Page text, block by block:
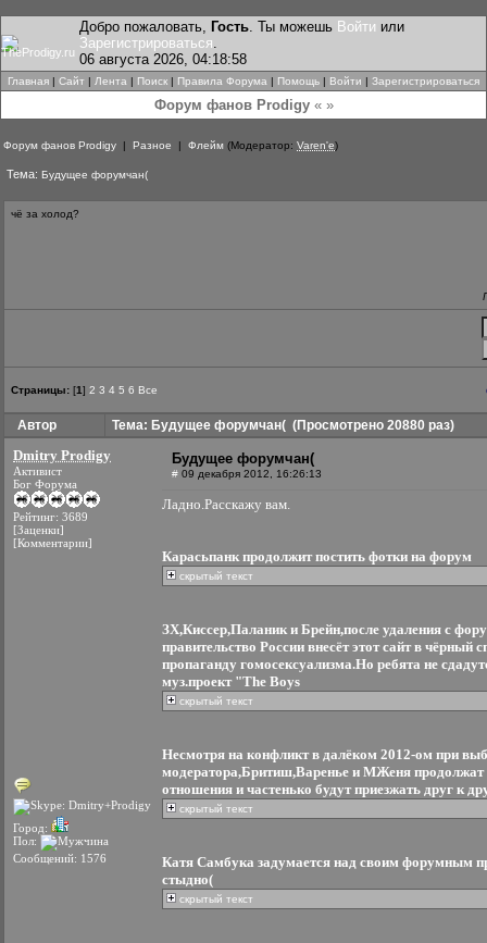
Добро пожаловать, Гость. Ты можешь Войти или
Зарегистрироваться.
06 августа 2026, 04:18:58
Главная | Сайт | Лента | Поиск | Правила Форума | Помощь | Войти | Зарегистрироваться
Форум фанов Prodigy« »
Форум фанов Prodigy | Разное | Флейм (Модератор: Varen'e)
Тема: Будущее форумчан(
чё за холод?
Страницы: [1] 2 3 4 5 6 Все
Автор Тема: Будущее форумчан( (Просмотрено 20880 раз)
Dmitry Prodigy
Активист
Бог Форума
Рейтинг: 3689
[Заценки]
[Комментарии]
Город:
Пол:
Сообщений: 1576
Будущее форумчан(
# 09 декабря 2012, 16:26:13
Ладно.Расскажу вам.
Карасьпанк продолжит постить фотки на форум
скрытый текст
ЗХ,Киссер,Паланик и Брейн,после удаления с
правительство России внесёт этот сайт в чёрный
пропаганду гомосексуализма.Но ребята не
муз.проект "The Boys
скрытый текст
Несмотря на конфликт в далёком 2012-ом при
модератора,Бритиш,Варенье и МЖеня продолжат
отношения и частенько будут приезжать друг к
скрытый текст
Катя Самбука задумается над своим форумным
стыдно(
скрытый текст